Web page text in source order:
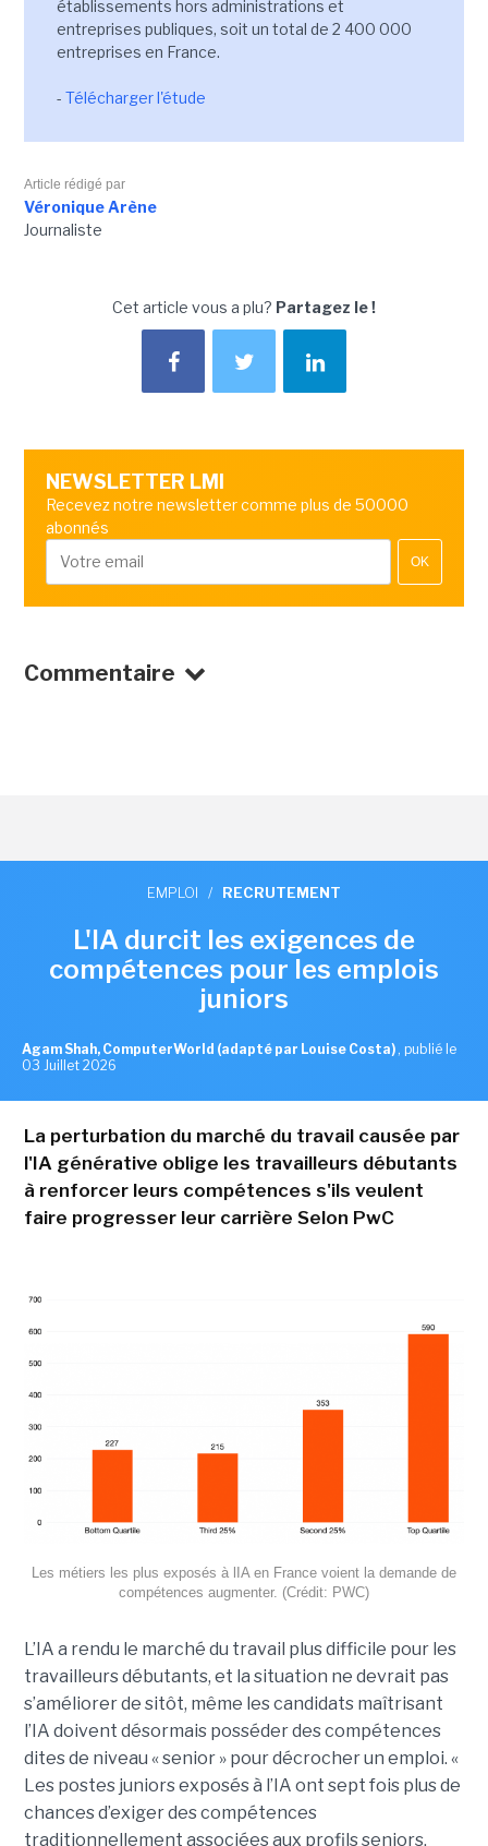
établissements hors administrations et
entreprises publiques, soit un total de 2 400 000
entreprises en France.
- Télécharger l'étude
Article rédigé par
Véronique Arène
Journaliste
Cet article vous a plu? Partagez le !
NEWSLETTER LMI
Recevez notre newsletter comme plus de 50000
abonnés
OK
Commentaire
EMPLOI / RECRUTEMENT
L'IA durcit les exigences de
compétences pour les emplois
juniors
Agam Shah, ComputerWorld (adapté par Louise Costa) , publié le
03 Juillet 2026
La perturbation du marché du travail causée par
l'IA générative oblige les travailleurs débutants
à renforcer leurs compétences s'ils veulent
faire progresser leur carrière Selon PwC
Les métiers les plus exposés à lIA en France voient la demande de
compétences augmenter. (Crédit: PWC)
L’IA a rendu le marché du travail plus difficile pour les
travailleurs débutants, et la situation ne devrait pas
s’améliorer de sitôt, même les candidats maîtrisant
l’IA doivent désormais posséder des compétences
dites de niveau « senior » pour décrocher un emploi. «
Les postes juniors exposés à l’IA ont sept fois plus de
chances d’exiger des compétences
traditionnellement associées aux profils seniors,